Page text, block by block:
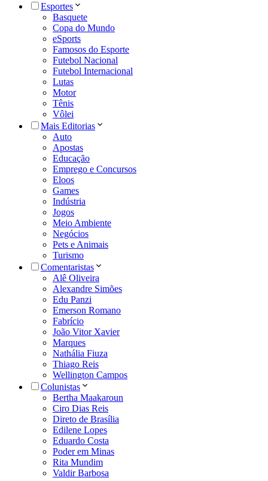
Esportes
Basquete
Copa do Mundo
eSports
Famosos do Esporte
Futebol Nacional
Futebol Internacional
Lutas
Motor
Tênis
Vôlei
Mais Editorias
Auto
Apostas
Educação
Emprego e Concursos
Eloos
Games
Indústria
Jogos
Meio Ambiente
Negócios
Pets e Animais
Turismo
Comentaristas
Alê Oliveira
Alexandre Simões
Edu Panzi
Emerson Romano
Fabrício
João Vitor Xavier
Marques
Nathália Fiuza
Thiago Reis
Wellington Campos
Colunistas
Bertha Maakaroun
Ciro Dias Reis
Direto de Brasília
Edilene Lopes
Eduardo Costa
Poder em Minas
Rita Mundim
Valdir Barbosa